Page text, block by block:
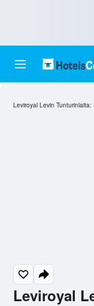
Leviroyal
Leviroyal Levin Tunturinlaita: